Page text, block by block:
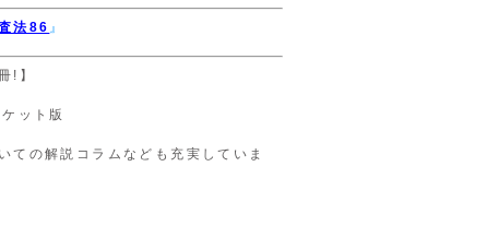
法86 』
!】
ット版
ての解説コラムなども充実していま